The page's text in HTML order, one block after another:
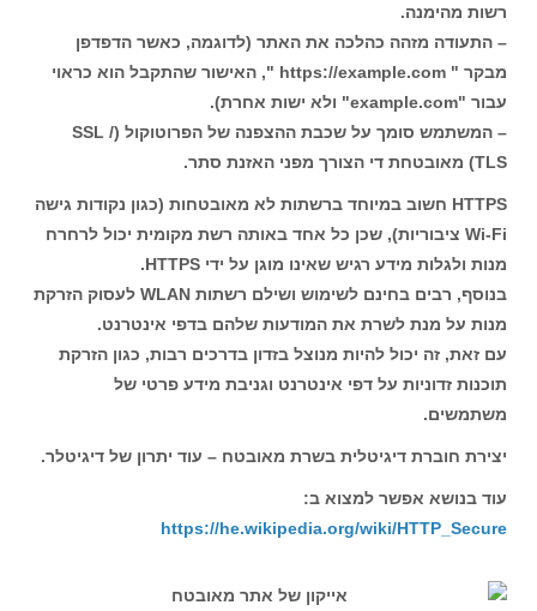
רשות מהימנה.
– התעודה מזהה כהלכה את האתר (לדוגמה, כאשר הדפדפן
מבקר " https://example.com ", האישור שהתקבל הוא כראוי
עבור "example.com" ולא ישות אחרת).
– המשתמש סומך על שכבת ההצפנה של הפרוטוקול (SSL /
TLS) מאובטחת די הצורך מפני האזנת סתר.
HTTPS חשוב במיוחד ברשתות לא מאובטחות (כגון נקודות גישה
Wi-Fi ציבוריות), שכן כל אחד באותה רשת מקומית יכול לרחרח
מנות ולגלות מידע רגיש שאינו מוגן על ידי HTTPS.
בנוסף, רבים בחינם לשימוש ושילם רשתות WLAN לעסוק הזרקת
מנות על מנת לשרת את המודעות שלהם בדפי אינטרנט.
עם זאת, זה יכול להיות מנוצל בזדון בדרכים רבות, כגון הזרקת
תוכנות זדוניות על דפי אינטרנט וגניבת מידע פרטי של
משתמשים.
יצירת חוברת דיגיטלית בשרת מאובטח – עוד יתרון של דיגיטלר.
עוד בנושא אפשר למצוא ב:
https://he.wikipedia.org/wiki/HTTP_Secure